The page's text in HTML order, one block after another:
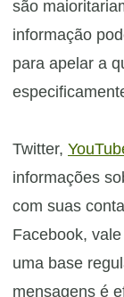
são
informação
para apelar a
Twitter,
informações
com suas
Facebook,
uma base
mensagens é